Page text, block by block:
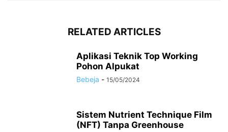
RELATED ARTICLES
Aplikasi Teknik Top Working
Pohon Alpukat
Bebeja - 15/05/2024
Sistem Nutrient Technique Film
(NFT) Tanpa Greenhouse